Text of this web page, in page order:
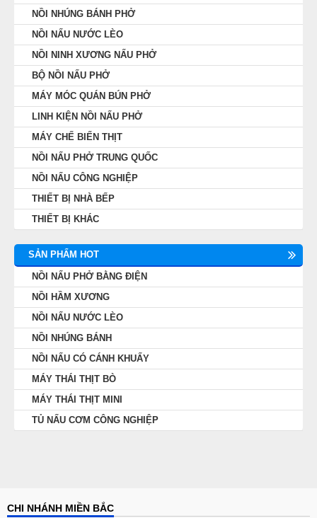
NỒI NHÚNG BÁNH PHỞ
NỒI NẤU NƯỚC LÈO
NỒI NINH XƯƠNG NẤU PHỞ
BỘ NỒI NẤU PHỞ
MÁY MÓC QUÁN BÚN PHỞ
LINH KIỆN NỒI NẤU PHỞ
MÁY CHẾ BIẾN THỊT
NỒI NẤU PHỞ TRUNG QUỐC
NỒI NẤU CÔNG NGHIỆP
THIẾT BỊ NHÀ BẾP
THIẾT BỊ KHÁC
SẢN PHẨM HOT
NỒI NẤU PHỞ BẰNG ĐIỆN
NỒI HẦM XƯƠNG
NỒI NẤU NƯỚC LÈO
NỒI NHÚNG BÁNH
NỒI NẤU CÓ CÁNH KHUẤY
MÁY THÁI THỊT BÒ
MÁY THÁI THỊT MINI
TỦ NẤU CƠM CÔNG NGHIỆP
CHI NHÁNH MIỀN BẮC